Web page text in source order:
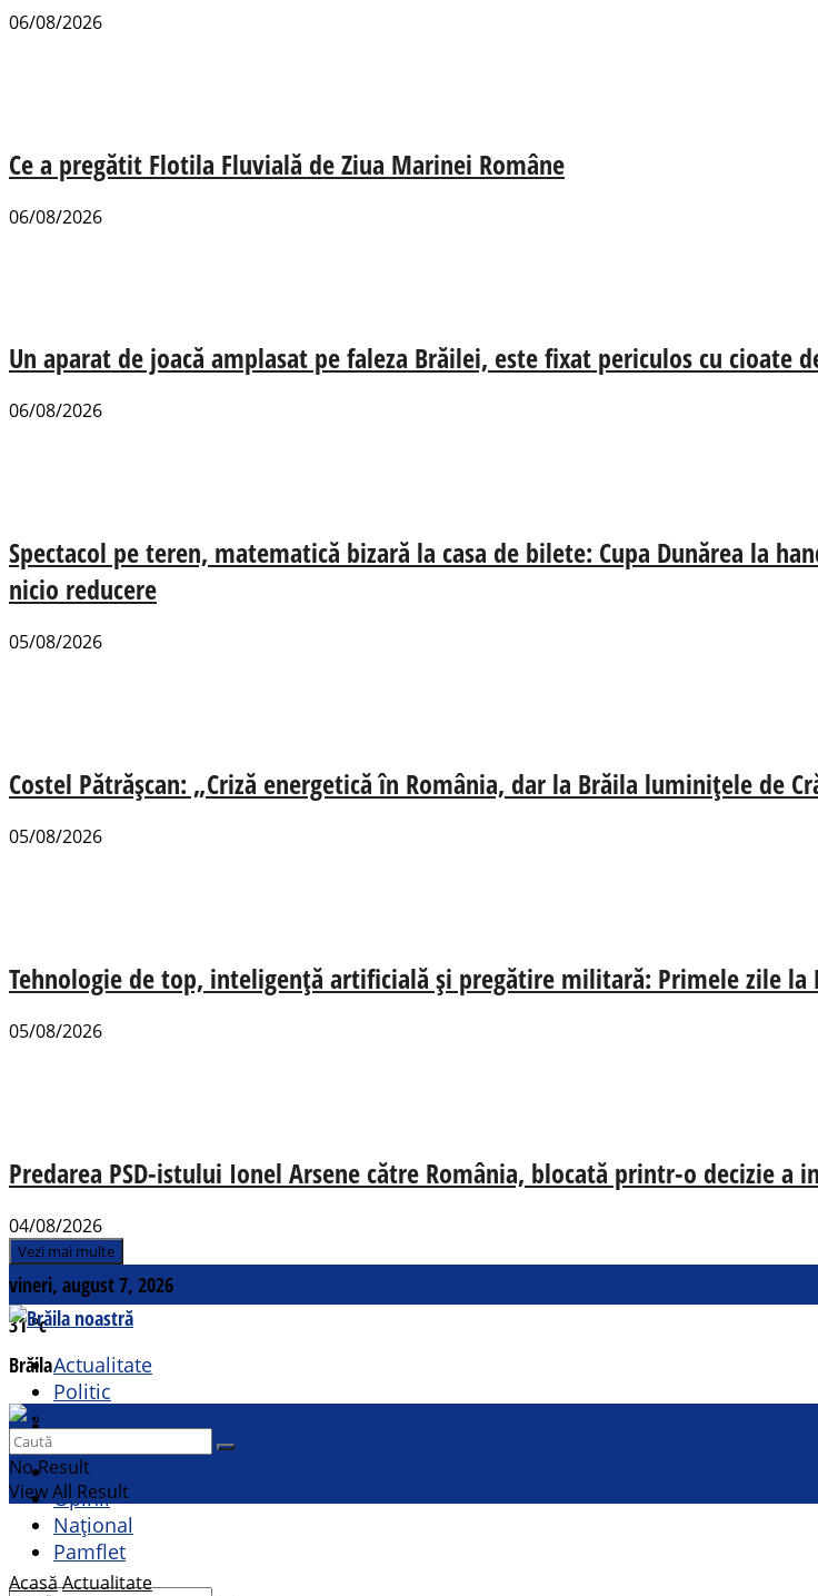
06/08/2026
Ce a pregătit Flotila Fluvială de Ziua Marinei Române
06/08/2026
Un aparat de joacă amplasat pe faleza Brăilei, este fixat periculos cu
06/08/2026
Spectacol pe teren, matematică bizară la casa de bilete: Cupa Dunărea la
nicio reducere
05/08/2026
Costel Pătrășcan: „Criză energetică în România, dar la Brăila luminițele de
05/08/2026
Tehnologie de top, inteligență artificială și pregătire militară: Primele zile la
05/08/2026
Predarea PSD-istului Ionel Arsene către România, blocată printr-o decizie
04/08/2026
Vezi mai multe
vineri, august 7, 2026
31°c
Brăila
Contact
Actualitate
Politic
Cultural
Opinii
Național
Pamflet
No Result
View All Result
AcasăActualitate